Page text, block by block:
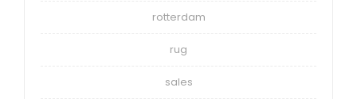
rotterdam
rug
sales